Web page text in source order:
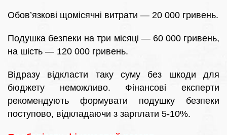
Обов’язкові щомісячні витрати — 20 000 гривень.
Подушка безпеки на три місяці — 60 000 гривень,
на шість — 120 000 гривень.
Відразу відкласти таку суму без шкоди для
бюджету неможливо. Фінансові експерти
рекомендують формувати подушку безпеки
поступово, відкладаючи з зарплати 5-10%.